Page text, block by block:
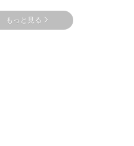
もっと見る